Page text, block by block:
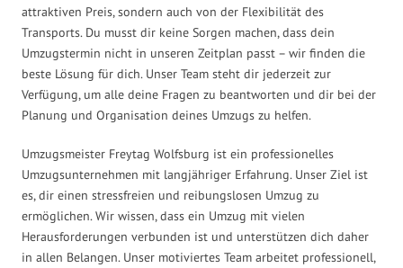
attraktiven Preis, sondern auch von der Flexibilität des
Transports. Du musst dir keine Sorgen machen, dass dein
Umzugstermin nicht in unseren Zeitplan passt – wir finden die
beste Lösung für dich. Unser Team steht dir jederzeit zur
Verfügung, um alle deine Fragen zu beantworten und dir bei der
Planung und Organisation deines Umzugs zu helfen.
Umzugsmeister Freytag Wolfsburg ist ein professionelles
Umzugsunternehmen mit langjähriger Erfahrung. Unser Ziel ist
es, dir einen stressfreien und reibungslosen Umzug zu
ermöglichen. Wir wissen, dass ein Umzug mit vielen
Herausforderungen verbunden ist und unterstützen dich daher
in allen Belangen. Unser motiviertes Team arbeitet professionell,